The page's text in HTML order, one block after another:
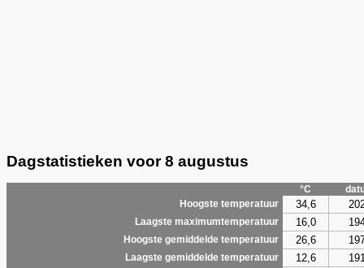
Dagstatistieken voor 8 augustus
°C
Hoogste temperatuur
34,6
Laagste maximumtemperatuur 16,0
Hoogste gemiddelde temperatuur 26,6
Laagste gemiddelde temperatuur 12,6